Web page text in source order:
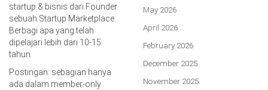
startup & bisnis dari Founder
sebuah Startup Marketplace.
Berbagi apa yang telah
dipelajari lebih dari 10-15
tahun.
Postingan: sebagian hanya
ada dalam member-only
May 2026
April 2026
February 2026
December 2025
November 2025